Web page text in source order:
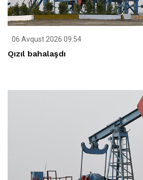
06 Avqust 2026 09:54
Qızıl bahalaşdı